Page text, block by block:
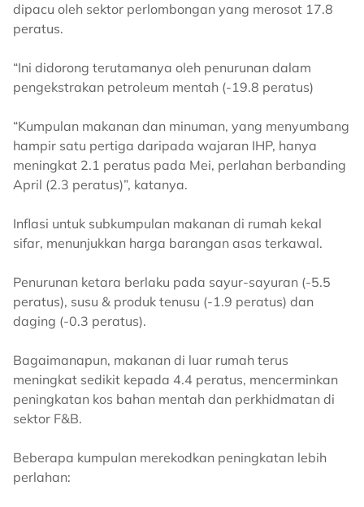
dipacu oleh sektor perlombongan yang merosot 17.8
peratus.
“Ini didorong terutamanya oleh penurunan dalam
pengekstrakan petroleum mentah (-19.8 peratus)
“Kumpulan makanan dan minuman, yang menyumbang
hampir satu pertiga daripada wajaran IHP, hanya
meningkat 2.1 peratus pada Mei, perlahan berbanding
April (2.3 peratus)”, katanya.
Inflasi untuk subkumpulan makanan di rumah kekal
sifar, menunjukkan harga barangan asas terkawal.
Penurunan ketara berlaku pada sayur-sayuran (-5.5
peratus), susu & produk tenusu (-1.9 peratus) dan
daging (-0.3 peratus).
Bagaimanapun, makanan di luar rumah terus
meningkat sedikit kepada 4.4 peratus, mencerminkan
peningkatan kos bahan mentah dan perkhidmatan di
sektor F&B.
Beberapa kumpulan merekodkan peningkatan lebih
perlahan: